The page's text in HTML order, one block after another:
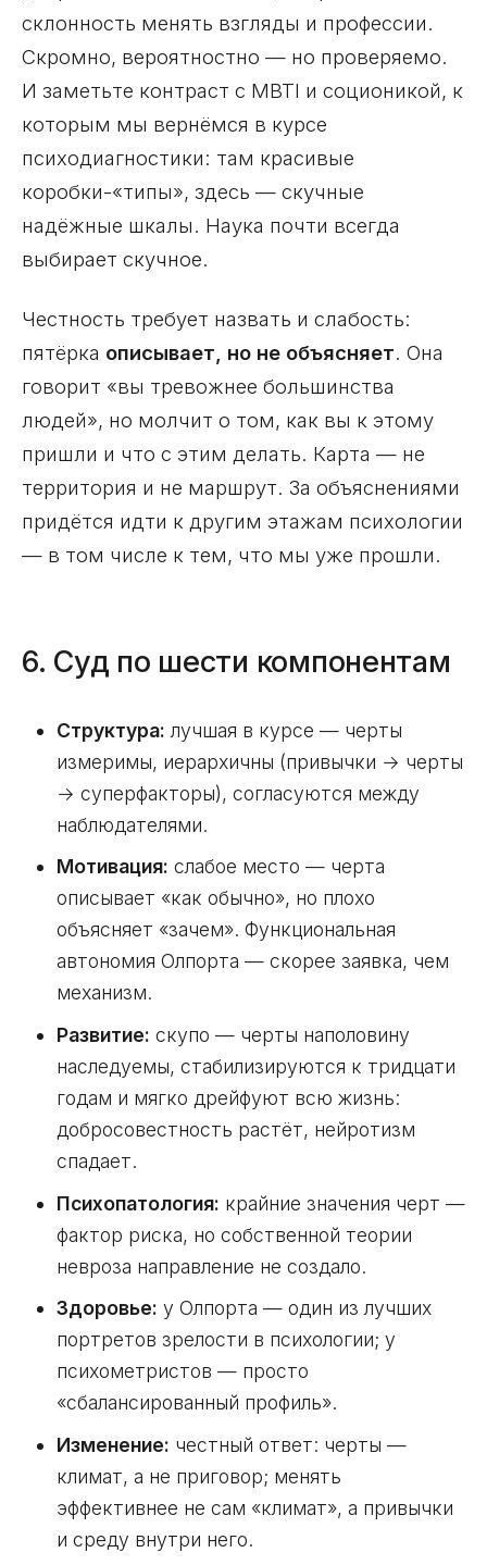
склонность менять взгляды и профессии.
Скромно, вероятностно — но проверяемо.
И заметьте контраст с MBTI и соционикой, к
которым мы вернёмся в курсе
психодиагностики: там красивые
коробки-«типы», здесь — скучные
надёжные шкалы. Наука почти всегда
выбирает скучное.
Честность требует назвать и слабость:
пятёрка описывает, но не объясняет. Она
говорит «вы тревожнее большинства
людей», но молчит о том, как вы к этому
пришли и что с этим делать. Карта — не
территория и не маршрут. За объяснениями
придётся идти к другим этажам психологии
— в том числе к тем, что мы уже прошли.
6. Суд по шести компонентам
Структура: лучшая в курсе — черты
измеримы, иерархичны (привычки → черты
→ суперфакторы), согласуются между
наблюдателями.
Мотивация: слабое место — черта
описывает «как обычно», но плохо
объясняет «зачем». Функциональная
автономия Олпорта — скорее заявка, чем
механизм.
Развитие: скупо — черты наполовину
наследуемы, стабилизируются к тридцати
годам и мягко дрейфуют всю жизнь:
добросовестность растёт, нейротизм
спадает.
Психопатология: крайние значения черт —
фактор риска, но собственной теории
невроза направление не создало.
Здоровье: у Олпорта — один из лучших
портретов зрелости в психологии; у
психометристов — просто
«сбалансированный профиль».
Изменение: честный ответ: черты —
климат, а не приговор; менять
эффективнее не сам «климат», а привычки
и среду внутри него.